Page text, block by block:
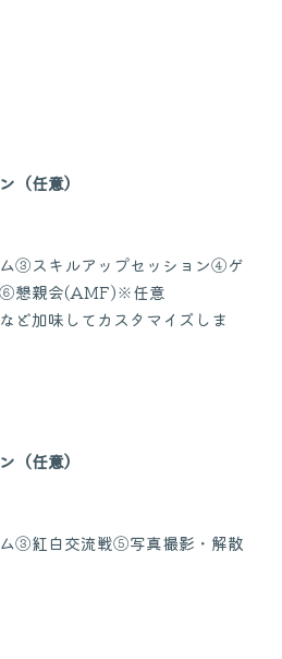
（任意）
③スキルアップセッション④ゲ
懇親会(AMF)※任意
ど加味してカスタマイズしま
（任意）
③紅白交流戦⑤写真撮影・解散